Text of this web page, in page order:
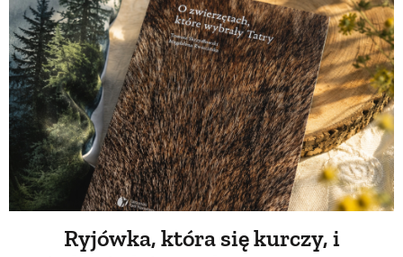
Ryjówka, która się kurczy, i
DODATKI
PRZETWORY
INNE